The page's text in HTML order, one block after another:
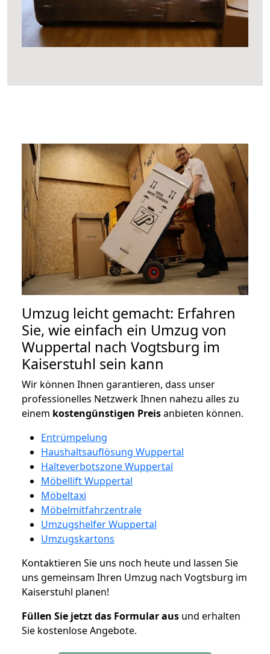
Umzug leicht gemacht: Erfahren
Sie, wie einfach ein Umzug von
Wuppertal nach Vogtsburg im
Kaiserstuhl sein kann
Wir können Ihnen garantieren, dass unser
professionelles Netzwerk Ihnen nahezu alles zu
einem kostengünstigen Preisanbieten können.
Entrümpelung
Haushaltsauflösung Wuppertal
Halteverbotszone Wuppertal
Möbellift Wuppertal
Möbeltaxi
Möbelmitfahrzentrale
Umzugshelfer Wuppertal
Umzugskartons
Kontaktieren Sie uns noch heute und lassen Sie
uns gemeinsam Ihren Umzug nach Vogtsburg im
Kaiserstuhl planen!
Füllen Sie jetzt das Formular aus und erhalten
Sie kostenlose Angebote.